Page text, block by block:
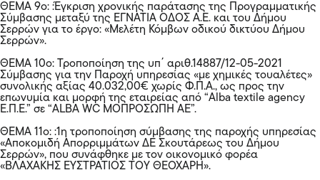
ΘΕΜΑ 9ο: :Έγκριση χρονικής παράτασης της Προγραμματικής
Σύμβασης μεταξύ της ΕΓΝΑΤΙΑ ΟΔΟΣ Α.Ε. και του Δήμου
Σερρών για το έργο: «Μελέτη Κόμβων οδικού δικτύου Δήμου
Σερρών».
ΘΕΜΑ 10ο: Τροποποίηση της υπ΄ αριθ.14887/12-05-2021
Σύμβασης για την Παροχή υπηρεσίας «με χημικές τουαλέτες»
συνολικής αξίας 40.032,00€ χωρίς Φ.Π.Α., ως προς την
επωνυμία και μορφή της εταιρείας από “Alba textile agency
E.Π.E.” σε “ALBA WC ΜΟΠΡΟΣΩΠΗ ΑΕ”.
ΘΕΜΑ 11ο: :1η τροποποίηση σύμβασης της παροχής υπηρεσίας
«Αποκομιδή Απορριμμάτων ΔΕ Σκουτάρεως του Δήμου
Σερρών», που συνάφθηκε με τον οικονομικό φορέα
«ΒΛΑΧΑΚΗΣ ΕΥΣΤΡΑΤΙΟΣ ΤΟΥ ΘΕΟΧΑΡΗ».